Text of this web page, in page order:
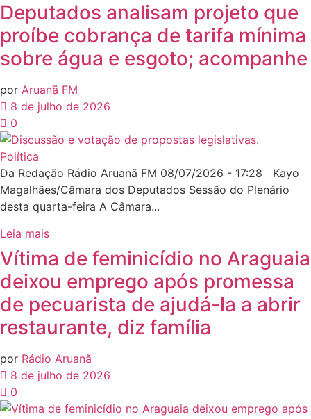
Deputados analisam projeto que
proíbe cobrança de tarifa mínima
sobre água e esgoto; acompanhe
por Aruanã FM
8 de julho de 2026
0
Política
Da Redação Rádio Aruanã FM 08/07/2026 - 17:28 Kayo
Magalhães/Câmara dos Deputados Sessão do Plenário
desta quarta-feira A Câmara...
Leia mais
Vítima de feminicídio no Araguaia
deixou emprego após promessa
de pecuarista de ajudá-la a abrir
restaurante, diz família
por Rádio Aruanã
8 de julho de 2026
0